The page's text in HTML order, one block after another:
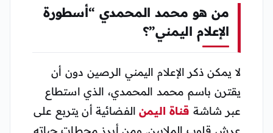
من هو محمد المحمدي “أسطورة
الإعلام اليمني”؟
لا يمكن ذكر الإعلام اليمني الرصين دون أن
يقترن باسم محمد المحمدي، الذي استطاع
عبر شاشة قناة اليمنالفضائية أن يتربع على
عرش قلوب الملايين. ومن أبرز محطات حياته